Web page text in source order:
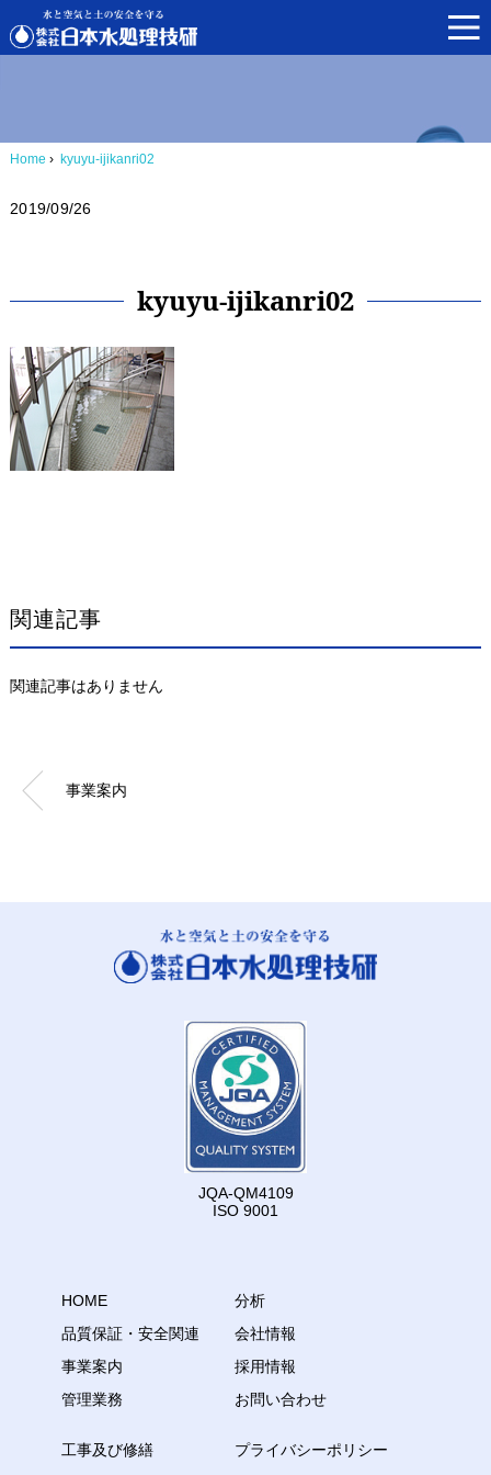
Home › kyuyu-ijikanri02
2019/09/26
kyuyu-ijikanri02
関連記事
関連記事はありません
事業案内
JQA-QM4109
ISO 9001
HOME
品質保証・安全関連
事業案内
管理業務
工事及び修繕
分析
会社情報
採用情報
お問い合わせ
プライバシーポリシー